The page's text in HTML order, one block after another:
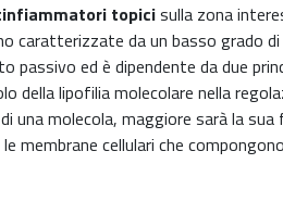
topicisulla zona
caratterizzate da un basso grado
ed è dipendente da due
della lipofilia molecolare nella
una molecola, maggiore sarà la
membrane cellulari che